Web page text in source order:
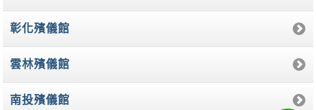
彰化殯儀館
雲林殯儀館
南投殯儀館